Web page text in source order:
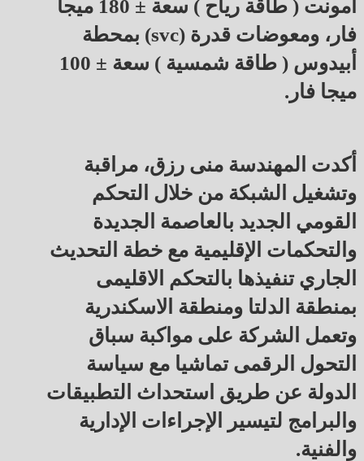
أمونت ( طاقة رياح ) سعة ± 180 ميجا
فار، ومعوضات قدرة (svc) بمحطة
أبيدوس ( طاقة شمسية ) سعة ± 100
ميجا فار.
أكدت المهندسة منى رزق، مراقبة
وتشغيل الشبكة من خلال التحكم
القومي الجديد بالعاصمة الجديدة
والتحكمات الإقليمية مع خطة التحديث
الجاري تنفيذها بالتحكم الاقليمى
بمنطقة الدلتا ومنطقة الاسكندرية
وتعمل الشركة على مواكبة سباق
التحول الرقمى تماشيا مع سياسة
الدولة عن طريق استحداث التطبيقات
والبرامج لتيسير الإجراءات الإدارية
والفنية.